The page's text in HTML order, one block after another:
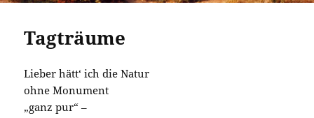
Tagträume
Lieber hätt‘ ich die Natur
ohne Monument
„ganz pur“ –